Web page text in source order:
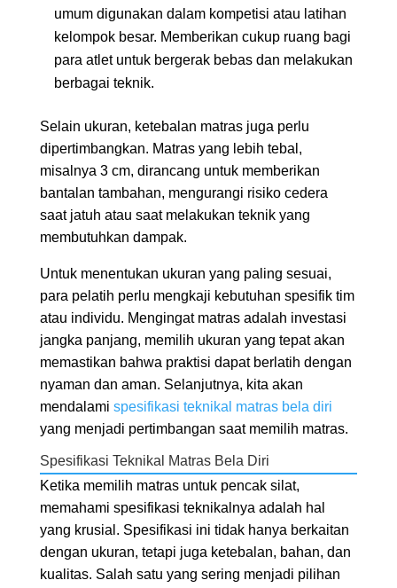
umum digunakan dalam kompetisi atau latihan
kelompok besar. Memberikan cukup ruang bagi
para atlet untuk bergerak bebas dan melakukan
berbagai teknik.
Selain ukuran, ketebalan matras juga perlu
dipertimbangkan. Matras yang lebih tebal,
misalnya 3 cm, dirancang untuk memberikan
bantalan tambahan, mengurangi risiko cedera
saat jatuh atau saat melakukan teknik yang
membutuhkan dampak.
Untuk menentukan ukuran yang paling sesuai,
para pelatih perlu mengkaji kebutuhan spesifik tim
atau individu. Mengingat matras adalah investasi
jangka panjang, memilih ukuran yang tepat akan
memastikan bahwa praktisi dapat berlatih dengan
nyaman dan aman. Selanjutnya, kita akan
mendalami spesifikasi teknikal matras bela diri
yang menjadi pertimbangan saat memilih matras.
Spesifikasi Teknikal Matras Bela Diri
Ketika memilih matras untuk pencak silat,
memahami spesifikasi teknikalnya adalah hal
yang krusial. Spesifikasi ini tidak hanya berkaitan
dengan ukuran, tetapi juga ketebalan, bahan, dan
kualitas. Salah satu yang sering menjadi pilihan